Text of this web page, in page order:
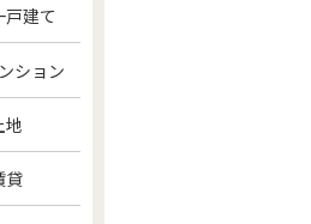
戸建て
ション
地
貸